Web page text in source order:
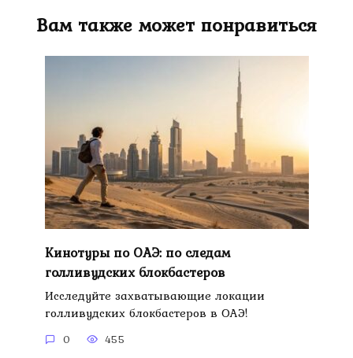
Вам также может понравиться
Кинотуры по ОАЭ: по следам
голливудских блокбастеров
Исследуйте захватывающие локации
голливудских блокбастеров в ОАЭ!
0 455